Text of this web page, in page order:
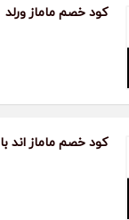
كود خصم ماماز ورلد
كود خصم ماماز اند